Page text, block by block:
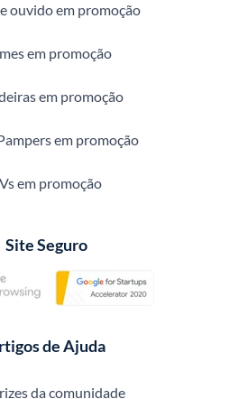
ouvido em promoção
em promoção
em promoção
em promoção
em promoção
Site Seguro
de Ajuda
da comunidade